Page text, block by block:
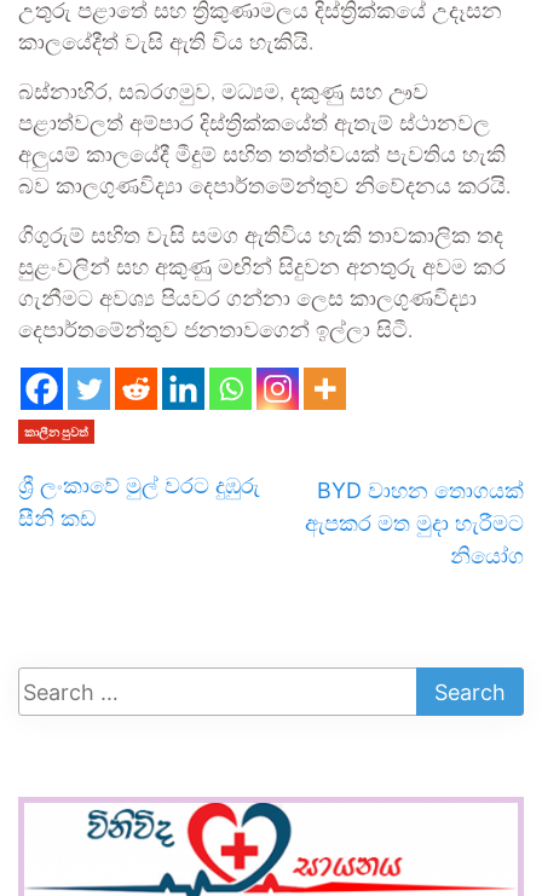
උතුරු පළාතේ සහ ත්‍රිකුණාමලය දිස්ත්‍රික්කයේ උදෑසන
කාලයේදීත් වැසි ඇති විය හැකියි.
බස්නාහිර, සබරගමුව, මධ්‍යම, දකුණු සහ ඌව
පළාත්වලත් අම්පාර දිස්ත්‍රික්කයේත් ඇතැම් ස්ථානවල
අලුයම් කාලයේදී මීදුම් සහිත තත්ත්වයක් පැවතිය හැකි
බව කාලගුණවිද්‍යා දෙපාර්තමේන්තුව නිවේදනය කරයි.
ගිගුරුම් සහිත වැසි සමග ඇතිවිය හැකි තාවකාලික තද
සුළංවලින් සහ අකුණු මඟින් සිදුවන අනතුරු අවම කර
ගැනීමට අවශ්‍ය පියවර ගන්නා ලෙස කාලගුණවිද්‍යා
දෙපාර්තමේන්තුව ජනතාවගෙන් ඉල්ලා සිටී.
කාලීන පුවත්
ශ්‍රී ලංකාවේ මුල් වරට දුඹුරු
සීනි කඩ
BYD වාහන තොගයක්
ඇපකර මත මුදා හැරීමට
නියෝග